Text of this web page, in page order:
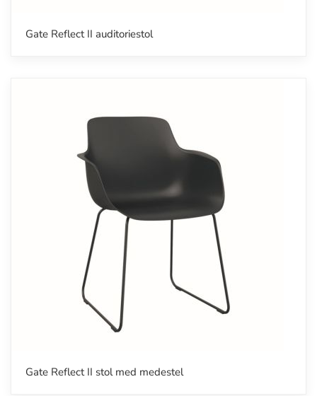
Gate Reflect II auditoriestol
Gate Reflect II stol med medestel